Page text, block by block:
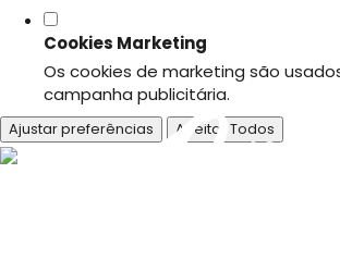
Cookies Marketing
Os cookies de marketing são
campanha publicitária.
Ajustar preferências Aceitar Todos
O